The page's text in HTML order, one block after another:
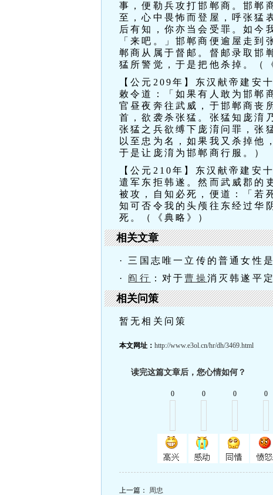
事，便勒兵攻打邯郸商。邯郸
至，心中畏怖而登屋，呼张猛
后有知，你亦当会受罪。如今
「来吧。」邯郸商便逾屋走到
郸商从属于督邮。督邮录取邯
猛所警觉，于是把他杀掉。（
【公元209年】东汉献帝建安
敕令道：「如果有人敢为邯郸
官昼夜奔往武威，于邯郸商丧
首，欲袭杀张猛。张猛知庞淯
张猛之兵欲缚下庞淯问罪，张
以至忠为名，如果我又杀掉他
于是让庞淯为邯郸商行服。）
【公元210年】东汉献帝建安
遣军东拒韩遂。然而武威郡的
被攻，自知必死，便道：「若
知可否令我的头颅往东经过华
死。（《典略》）
相关文章
· 三国志唯一立传的普通女性
· 阎行 ：对于曹操消灭韩遂平
相关问策
暂无相关问策
本文网址： http://www.e3ol.cn/hr/dh/3469.html
读完这篇文章后，您心情如何？
0 0 0 0
上一篇： 周忠